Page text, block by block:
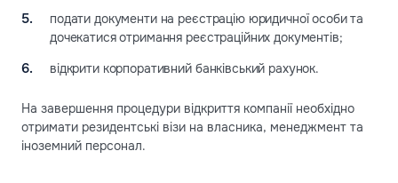
подати документи на реєстрацію юридичної особи та
дочекатися отримання реєстраційних документів;
відкрити корпоративний банківський рахунок.
На завершення процедури відкриття компанії необхідно
отримати резидентські візи на власника, менеджмент та
іноземний персонал.